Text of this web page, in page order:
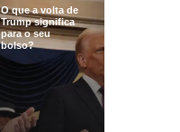
O que a volta de
Trump significa
para o seu
bolso?